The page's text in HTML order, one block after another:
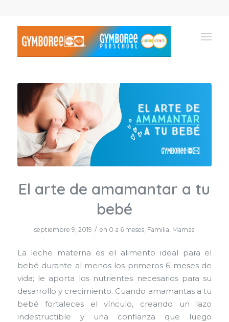
El arte de amamantar a tu
bebé
septiembre 9, 2019 / en 0 a 6 meses, Familia, Mamás
La leche materna es el alimento ideal para el
bebé durante al menos los primeros 6 meses de
vida; le aporta los nutrientes necesarios para su
desarrollo y crecimiento. Cuando amamantas a tu
bebé fortaleces el vínculo, creando un lazo
indestructible y una confianza que luego